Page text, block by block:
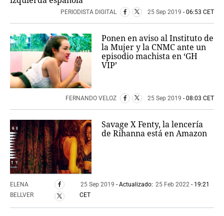
PERIODISTA DIGITAL 25 Sep 2019 - 06:53 CET
Ponen en aviso al Instituto de
la Mujer y la CNMC ante un
episodio machista en ‘GH
VIP’
FERNANDO VELOZ 25 Sep 2019 - 08:03 CET
Savage X Fenty, la lencería
de Rihanna está en Amazon
ELENA
BELLVER
25 Sep 2019 - Actualizado: 25 Feb 2022 - 19:21
CET